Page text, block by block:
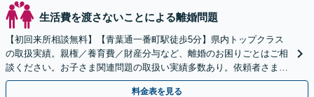
生活費を渡さないことによる離婚問題
【初回来所相談無料】【青葉通一番町駅徒歩5分】県内トップクラス
の取扱実績。親権／養育費／財産分与など、離婚のお困りごとはご相
談ください。お子さま関連問題の取扱い実績多数あり。依頼者さまの
状況やご要望に寄り添い、最善の解決を目指します。
料金表を見る